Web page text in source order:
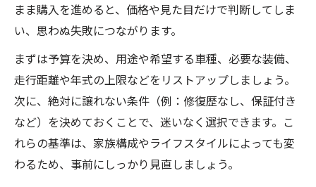
まま購入を進めると、価格や見た目だけで判断してしま
い、思わぬ失敗につながります。
まずは予算を決め、用途や希望する車種、必要な装備、
走行距離や年式の上限などをリストアップしましょう。
次に、絶対に譲れない条件（例：修復歴なし、保証付き
など）を決めておくことで、迷いなく選択できます。こ
れらの基準は、家族構成やライフスタイルによっても変
わるため、事前にしっかり見直しましょう。